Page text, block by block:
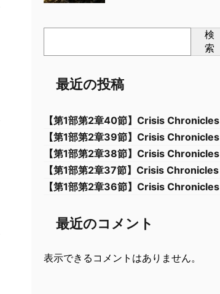
検
索
最近の投稿
【第1部第2章40節】Crisis Chronicles
【第1部第2章39節】Crisis Chronicles
【第1部第2章38節】Crisis Chronicles
【第1部第2章37節】Crisis Chronicles
【第1部第2章36節】Crisis Chronicles
最近のコメント
表示できるコメントはありません。